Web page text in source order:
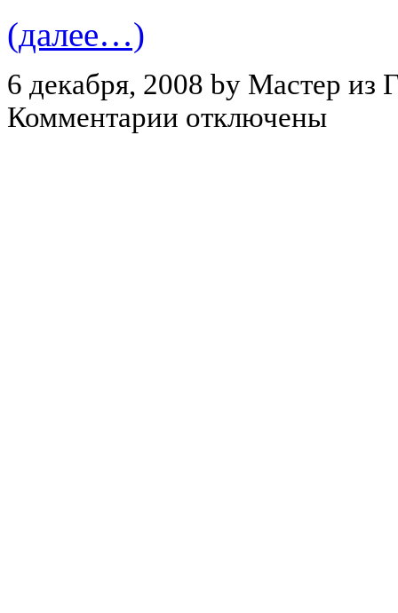
(далее…)
6 декабря, 2008 by Мастер из
Комментарии отключены